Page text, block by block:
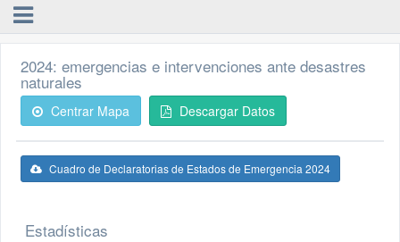
2024: emergencias e intervenciones ante desastres
naturales
Centrar Mapa Descargar Datos
Cuadro de Declaratorias de Estados de Emergencia 2024
Estadísticas